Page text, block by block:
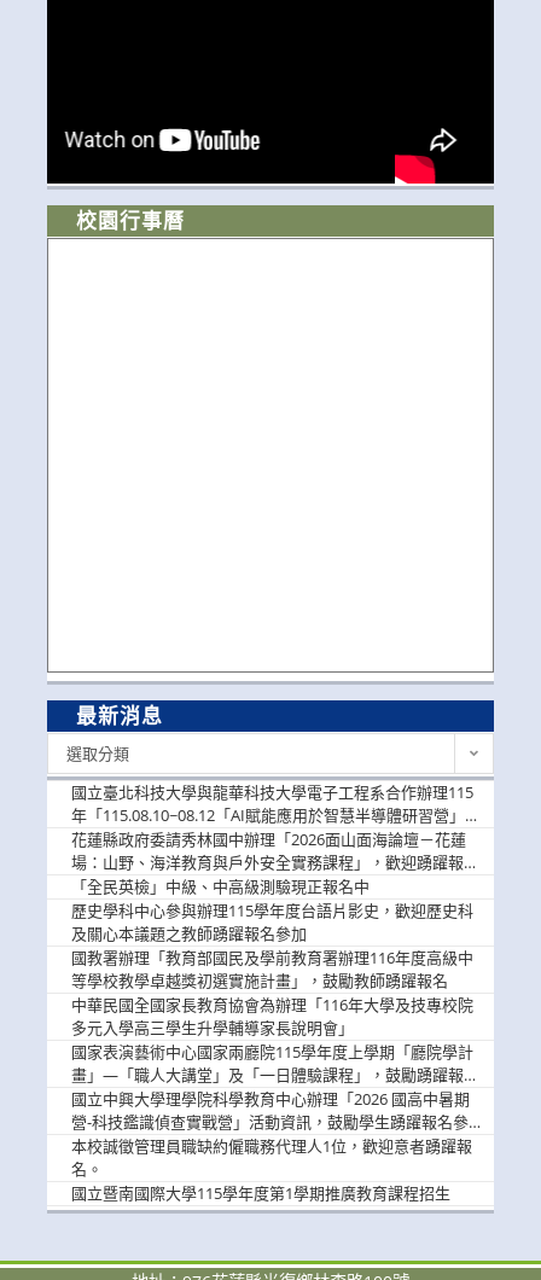
校園行事曆
最新消息
選取分類
國立臺北科技大學與龍華科技大學電子工程系合作辦理115
年「115.08.10~08.12「AI賦能應用於智慧半導體研習營」，
歡迎學生踴躍報名參加
花蓮縣政府委請秀林國中辦理「2026面山面海論壇－花蓮
場：山野、海洋教育與戶外安全實務課程」，歡迎踴躍報名
參加
「全民英檢」中級、中高級測驗現正報名中
歷史學科中心參與辦理115學年度台語片影史，歡迎歷史科
及關心本議題之教師踴躍報名參加
國教署辦理「教育部國民及學前教育署辦理116年度高級中
等學校教學卓越獎初選實施計畫」，鼓勵教師踴躍報名
中華民國全國家長教育協會為辦理「116年大學及技專校院
多元入學高三學生升學輔導家長說明會」
國家表演藝術中心國家兩廳院115學年度上學期「廳院學計
畫」—「職人大講堂」及「一日體驗課程」，鼓勵踴躍報名
參與。
國立中興大學理學院科學教育中心辦理「2026 國高中暑期
營-科技鑑識偵查實戰營」活動資訊，鼓勵學生踴躍報名參
加。
本校誠徵管理員職缺約僱職務代理人1位，歡迎意者踴躍報
名。
國立暨南國際大學115學年度第1學期推廣教育課程招生